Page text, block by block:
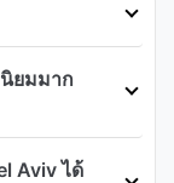
ยมมาก
Aviv ได้